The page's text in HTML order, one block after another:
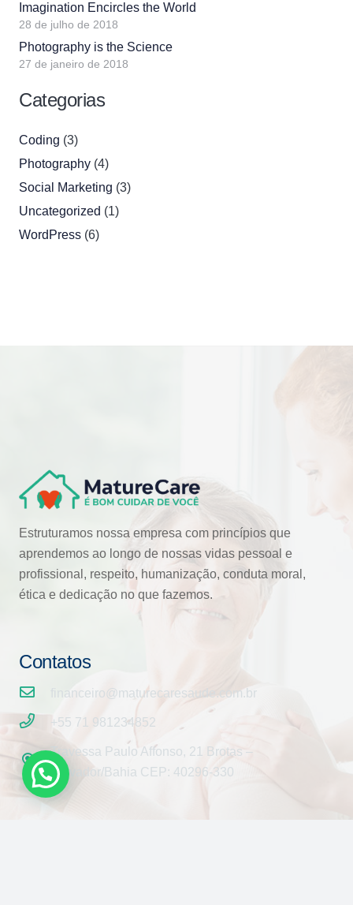
Imagination Encircles the World
28 de julho de 2018
Photography is the Science
27 de janeiro de 2018
Categorias
Coding (3)
Photography (4)
Social Marketing (3)
Uncategorized (1)
WordPress (6)
Estruturamos nossa empresa com princípios que
aprendemos ao longo de nossas vidas pessoal e
profissional, respeito, humanização, conduta moral,
ética e dedicação no que fazemos.
Contatos
financeiro@maturecaresaude.com.br
+55 71 981234852
Travessa Paulo Affonso, 21 Brotas –
Salvador/Bahia CEP: 40296-330